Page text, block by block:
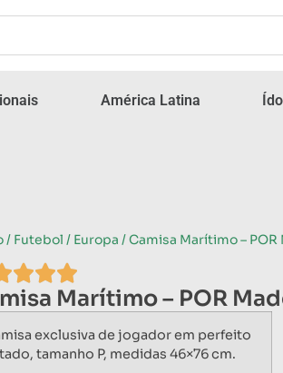
América Latina
/ Futebol / Europa / Camisa Marítimo –
Marítimo – POR
exclusiva de jogador em perfeito
tamanho P, medidas 46×76 cm.